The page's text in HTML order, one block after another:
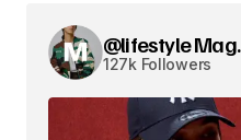
@lifestyle Mag.
127k Followers